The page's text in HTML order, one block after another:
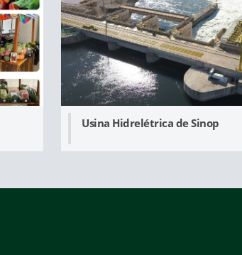
Usina Hidrelétrica de Sinop